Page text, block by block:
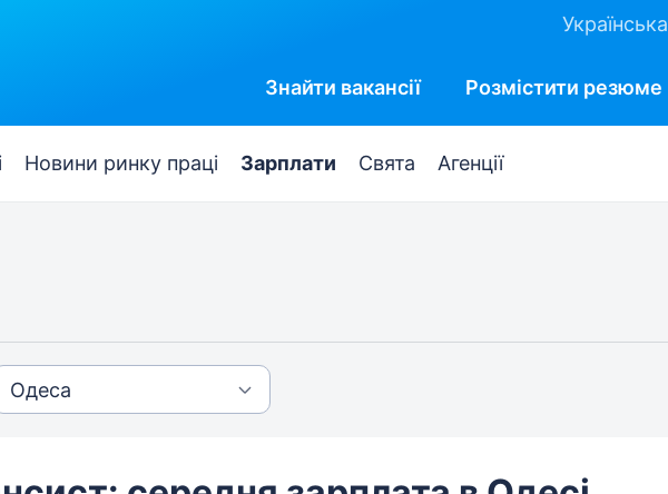
Українська
Знайти вакансії Розмістити резюме
Новини ринку праці Зарплати Свята Агенції